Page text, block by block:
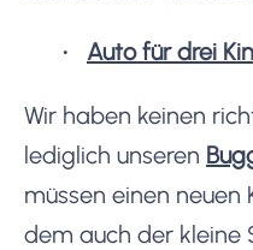
Auto für drei
Wir haben keinen
lediglich unseren
müssen einen
dem auch der kleine